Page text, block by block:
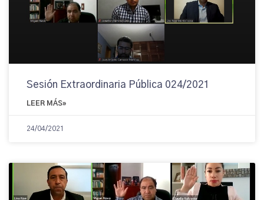
Sesión Extraordinaria Pública 024/2021
LEER MÁS»
24/04/2021